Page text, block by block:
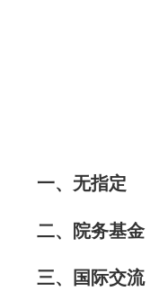
一、无指定
二、院务基金
三、国际交流